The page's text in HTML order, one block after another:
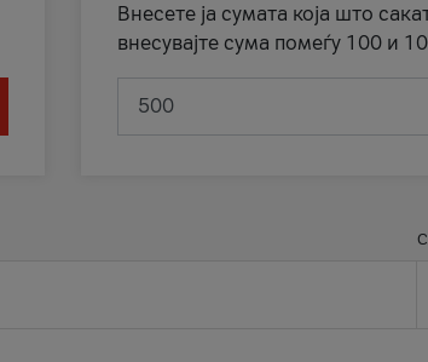
Внесете ја сумата која што
внесувајте сума помеѓу 100 и